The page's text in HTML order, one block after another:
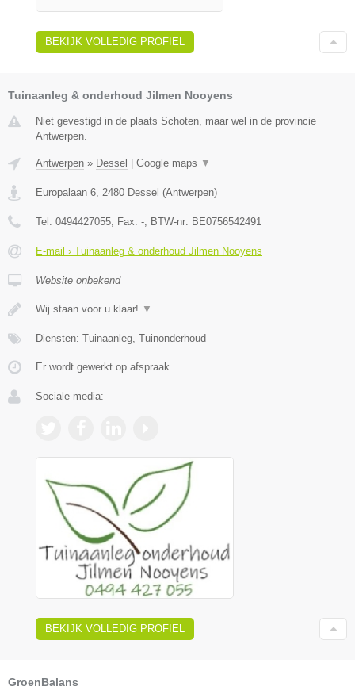
BEKIJK VOLLEDIG PROFIEL
Tuinaanleg & onderhoud Jilmen Nooyens
Niet gevestigd in de plaats Schoten, maar wel in de provincie
Antwerpen.
Antwerpen » Dessel | Google maps ▼
Europalaan 6 2480 Dessel (Antwerpen)
Tel: 0494427055 , Fax: - , BTW-nr: BE0756542491
E-mail › Tuinaanleg & onderhoud Jilmen Nooyens
Website onbekend
Wij staan voor u klaar! ▼
Diensten: Tuinaanleg, Tuinonderhoud
Er wordt gewerkt op afspraak.
Sociale media:
BEKIJK VOLLEDIG PROFIEL
GroenBalans